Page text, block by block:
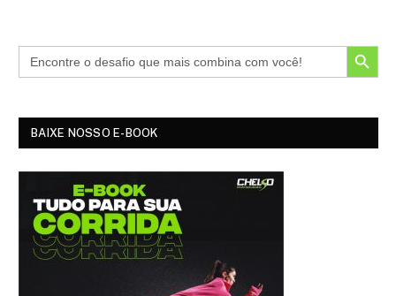
SEARCH BUTTON
BAIXE NOSSO E-BOOK